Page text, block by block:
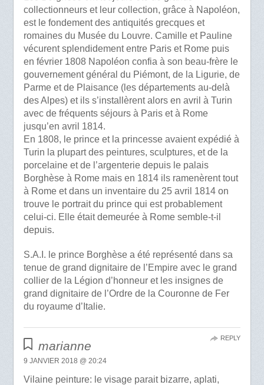
collectionneurs et leur collection, grâce à Napoléon,
est le fondement des antiquités grecques et
romaines du Musée du Louvre. Camille et Pauline
vécurent splendidement entre Paris et Rome puis
en février 1808 Napoléon confia à son beau-frère le
gouvernement général du Piémont, de la Ligurie, de
Parme et de Plaisance (les départements au-delà
des Alpes) et ils s’installèrent alors en avril à Turin
avec de fréquents séjours à Paris et à Rome
jusqu’en avril 1814.
En 1808, le prince et la princesse avaient expédié à
Turin la plupart des peintures, sculptures, et de la
porcelaine et de l’argenterie depuis le palais
Borghèse à Rome mais en 1814 ils ramenèrent tout
à Rome et dans un inventaire du 25 avril 1814 on
trouve le portrait du prince qui est probablement
celui-ci. Elle était demeurée à Rome semble-t-il
depuis.
S.A.I. le prince Borghèse a été représenté dans sa
tenue de grand dignitaire de l’Empire avec le grand
collier de la Légion d’honneur et les insignes de
grand dignitaire de l’Ordre de la Couronne de Fer
du royaume d’Italie.
marianne
9 JANVIER 2018 @ 20:24
Vilaine peinture: le visage parait bizarre, aplati,
REPLY